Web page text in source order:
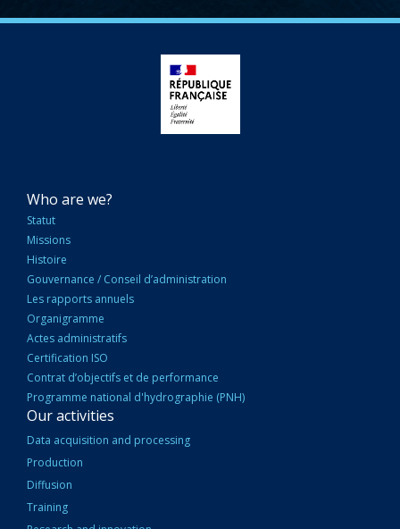
NAVIGATION
PRINCIPALE
Who are we?
Statut
Missions
Histoire
Gouvernance / Conseil d’administration
Les rapports annuels
Organigramme
Actes administratifs
Certification ISO
Contrat d’objectifs et de performance
Programme national d'hydrographie (PNH)
Our activities
Data acquisition and processing
Production
Diffusion
Training